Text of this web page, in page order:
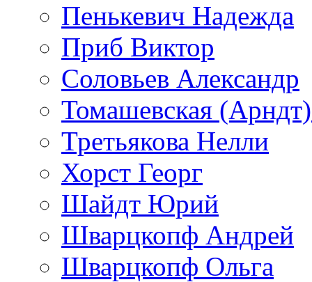
Пенькевич Надежда
Приб Виктор
Соловьев Александр
Томашевская
Третьякова Нелли
Хорст Георг
Шайдт Юрий
Шварцкопф Андрей
Шварцкопф Ольга